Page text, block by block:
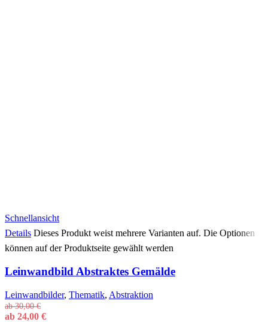
Schnellansicht
Details Dieses Produkt weist mehrere Varianten auf. Die Optionen
können auf der Produktseite gewählt werden
Leinwandbild Abstraktes Gemälde
Leinwandbilder, Thematik, Abstraktion
ab30,00€
ab 24,00 €